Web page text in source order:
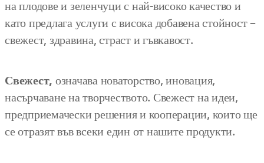
на плодове и зеленчуци с най-високо качество и
като предлага услуги с висока добавена стойност –
свежест, здравина, страст и гъвкавост.
Свежест, означава новаторство, иновация,
насърчаване на творчеството. Свежест на идеи,
предприемачески решения и кооперации, които ще
се отразят във всеки един от нашите продукти.